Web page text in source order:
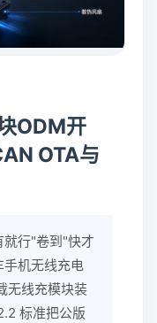
ODM开
OTA与
就行"卷到"快才
机无线充电
无线充模块装
标准把公版